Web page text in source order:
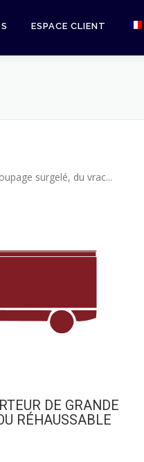
ESPACE CLIENT
surgelé, du vrac...
DE GRANDE
RÉHAUSSABLE